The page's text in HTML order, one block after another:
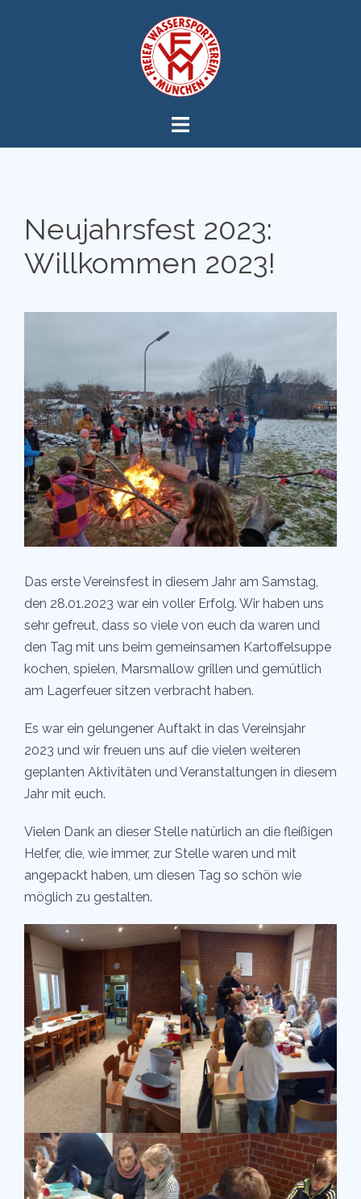
Neujahrsfest 2023:
Willkommen 2023!
Das erste Vereinsfest in diesem Jahr am Samstag,
den 28.01.2023 war ein voller Erfolg. Wir haben uns
sehr gefreut, dass so viele von euch da waren und
den Tag mit uns beim gemeinsamen Kartoffelsuppe
kochen, spielen, Marsmallow grillen und gemütlich
am Lagerfeuer sitzen verbracht haben.
Es war ein gelungener Auftakt in das Vereinsjahr
2023 und wir freuen uns auf die vielen weiteren
geplanten Aktivitäten und Veranstaltungen in diesem
Jahr mit euch.
Vielen Dank an dieser Stelle natürlich an die fleißigen
Helfer, die, wie immer, zur Stelle waren und mit
angepackt haben, um diesen Tag so schön wie
möglich zu gestalten.